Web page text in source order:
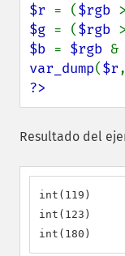
$r = ($rgb
$g = ($rgb
$b = $rgb &
var_dump($r
?>
Resultado del
int(119)
int(123)
int(180)